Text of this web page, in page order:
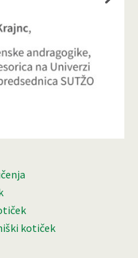
kotiček